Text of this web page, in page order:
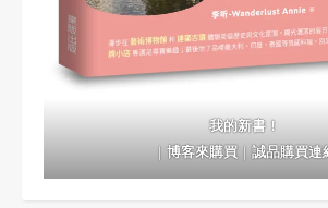
我的新書！
｜博客來購買｜誠品購買連